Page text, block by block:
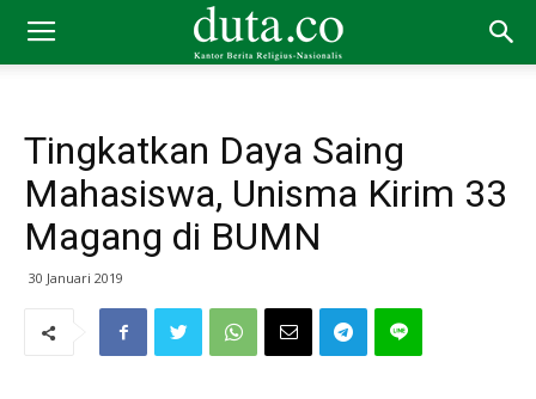
Tingkatkan Daya Saing
Mahasiswa, Unisma Kirim 33
Magang di BUMN
30 Januari 2019